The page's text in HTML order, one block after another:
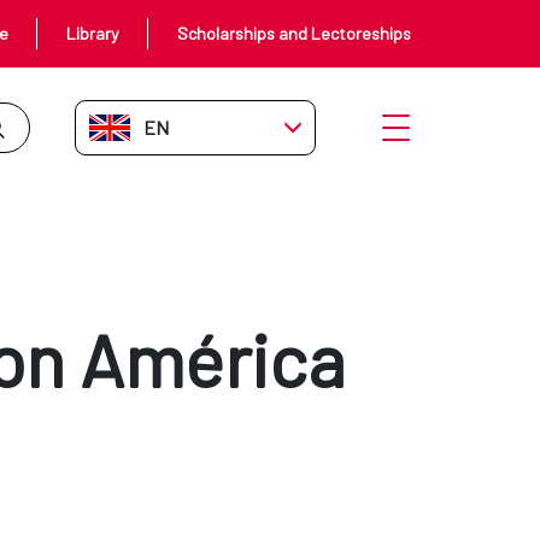
Library Scholarships and Lectoreships
EN-GB Open menu
América